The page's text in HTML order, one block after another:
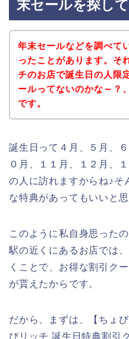
末セールを探して
年末セールなどを調べて
ったことがあります。そ
チのお店で誕生日の人限
ールってないのかな～？
です。
誕生日って４月、５月、
０月、１１月、１２月、
の人に訪れますからね♪そ
な特典があってもいいと
このように私自身思った
駅の近くにあるお店では
くことで、お得な割引ク
が貰えたからです。
だから、まずは、【ちょ
びリッチ 誕生日特典割引